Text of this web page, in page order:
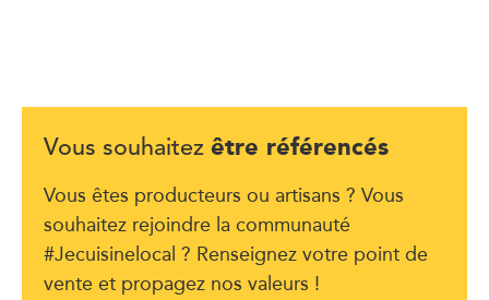
Vous souhaitez être référencés
Vous êtes producteurs ou artisans ? Vous
souhaitez rejoindre la communauté
#Jecuisinelocal ? Renseignez votre point de
vente et propagez nos valeurs !